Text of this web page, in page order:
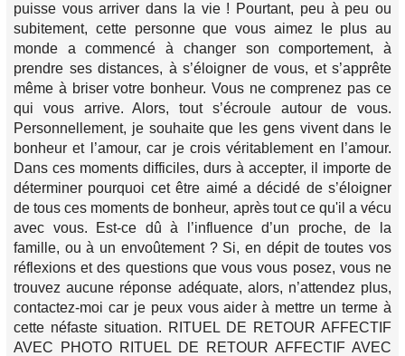
puisse vous arriver dans la vie ! Pourtant, peu à peu ou
subitement, cette personne que vous aimez le plus au
monde a commencé à changer son comportement, à
prendre ses distances, à s’éloigner de vous, et s’apprête
même à briser votre bonheur. Vous ne comprenez pas ce
qui vous arrive. Alors, tout s’écroule autour de vous.
Personnellement, je souhaite que les gens vivent dans le
bonheur et l’amour, car je crois véritablement en l’amour.
Dans ces moments difficiles, durs à accepter, il importe de
déterminer pourquoi cet être aimé a décidé de s’éloigner
de tous ces moments de bonheur, après tout ce qu'il a vécu
avec vous. Est-ce dû à l’influence d’un proche, de la
famille, ou à un envoûtement ? Si, en dépit de toutes vos
réflexions et des questions que vous vous posez, vous ne
trouvez aucune réponse adéquate, alors, n’attendez plus,
contactez-moi car je peux vous aider à mettre un terme à
cette néfaste situation. RITUEL DE RETOUR AFFECTIF
AVEC PHOTO RITUEL DE RETOUR AFFECTIF AVEC